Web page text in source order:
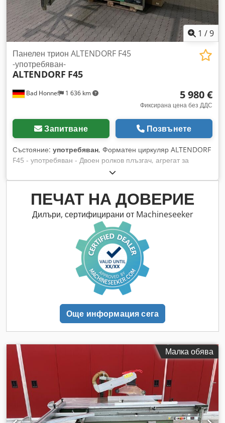
1 /9
Bad Honnef 1 636 km
Панелен трион ALTENDORF F45
-употребяван-
ALTENDORF F45
5 980 €
Фиксирана цена без ДДС
Запитване Позвънете
Състояние: употребяван, Форматен циркуляр ALTENDORF
F45 - употребяван - Двоен ролков плъзгач, агрегат за
предварително рязане, паралелен ограничител с фино
регулиране, удължителна маса, хидравлично регулиране
на височината, хидравлично регулиране на наклона,
цифров дисплей за ъгъла на наклона, индикация на
оборотите, удължаване на масата от анодизиран
алуминий, разширяване на масата от анодизиран
алуминий, ограничител за ъгли и скосявания, горен
предпазител тесен и широк, автоматична спирачка,
тествана за прах. ----- Технически данни ----- Cedpfx Afsw
Nx A Iswsrf Ъгъл на наклон: 45°, Дължина на плъзгача:
3.200 mm, Ширина на рязане: 1.300 mm, Височина на
рязане: 125 mm, Макс. Ø на циркулярния диск: 400 mm,
Обороти: 3.000/4.000/5.000/6.000 об/мин, Мощност на
мотора: 5,5 kW, Тегло: 1040 kg
ПЕЧАТ НА ДОВЕРИЕ
Дилъри, сертифицирани от Machineseeker
Още информация сега
Малка обява